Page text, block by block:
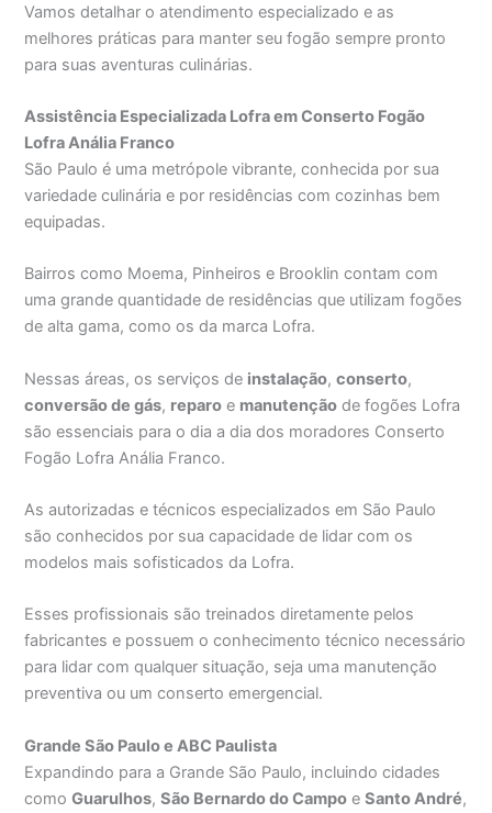
Vamos detalhar o atendimento especializado e as
melhores práticas para manter seu fogão sempre pronto
para suas aventuras culinárias.
Assistência Especializada Lofra em Conserto Fogão
Lofra Anália Franco
São Paulo é uma metrópole vibrante, conhecida por sua
variedade culinária e por residências com cozinhas bem
equipadas.
Bairros como Moema, Pinheiros e Brooklin contam com
uma grande quantidade de residências que utilizam fogões
de alta gama, como os da marca Lofra.
Nessas áreas, os serviços de instalação,conserto,
conversão de gás, reparo e manutenção de fogões Lofra
são essenciais para o dia a dia dos moradores Conserto
Fogão Lofra Anália Franco.
As autorizadas e técnicos especializados em São Paulo
são conhecidos por sua capacidade de lidar com os
modelos mais sofisticados da Lofra.
Esses profissionais são treinados diretamente pelos
fabricantes e possuem o conhecimento técnico necessário
para lidar com qualquer situação, seja uma manutenção
preventiva ou um conserto emergencial.
Grande São Paulo e ABC Paulista
Expandindo para a Grande São Paulo, incluindo cidades
comoGuarulhos,São Bernardo do Campo eSanto André,